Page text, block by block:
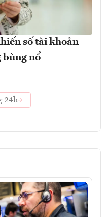
số tài khoản
bùng nổ
24h